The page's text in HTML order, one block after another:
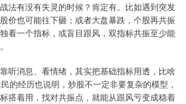
法有没有失灵的时候？肯定有。比如遇到突发
价也可能往下砸；或者大盘暴跌，个股再共振
看一个指标，或盲目跟风，双指标共振至少能
听消息、看情绪，其实把基础指标用透，比啥
的经历也说明，炒股不一定非要复杂的模型，
搭着用，找对共振点，就能从跟风亏变成稳着